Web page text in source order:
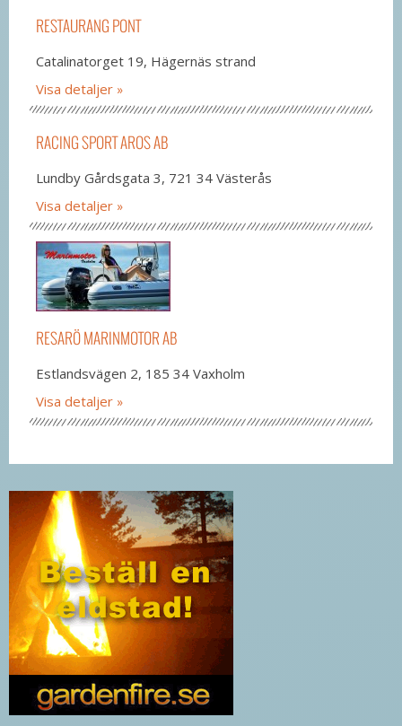
RESTAURANG PONT
Catalinatorget 19, Hägernäs strand
Visa detaljer
RACING SPORT AROS AB
Lundby Gårdsgata 3, 721 34 Västerås
Visa detaljer
RESARÖ MARINMOTOR AB
Estlandsvägen 2, 185 34 Vaxholm
Visa detaljer